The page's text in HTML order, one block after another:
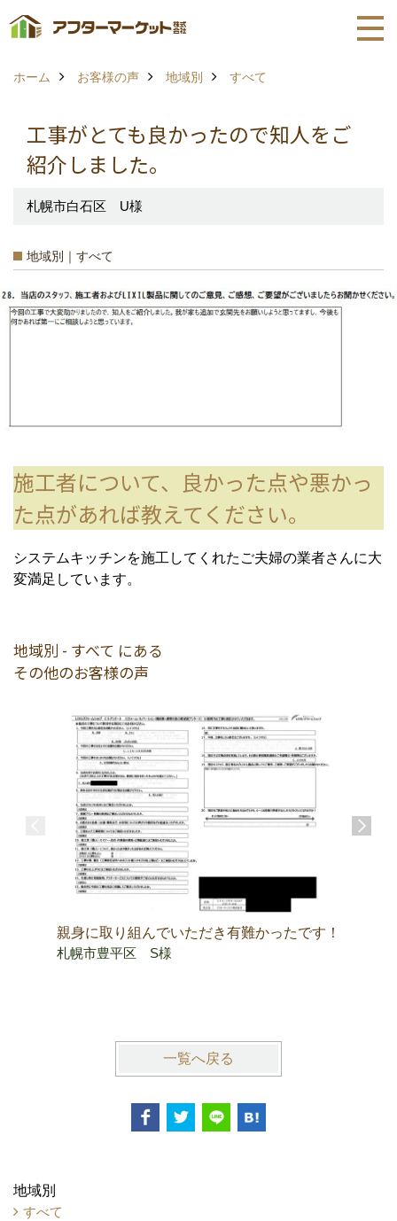
ホーム お客様の声 地域別 すべて
工事がとても良かったので知人をご
紹介しました。
札幌市白石区 U様
地域別｜すべて
施工者について、良かった点や悪かっ
た点があれば教えてください。
システムキッチンを施工してくれたご夫婦の業者さんに大
変満足しています。
地域別 - すべて にある
その他のお客様の声
親身に取り組んでいただき有難かったです！
札幌市豊平区 S様
一覧へ戻る
地域別
すべて